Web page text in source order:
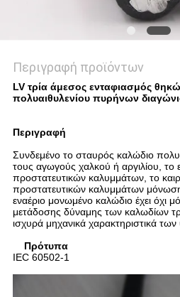
Περιγραφή προϊόντων
LV τρία άμεσος ενταφιασμός
πολυαιθυλενίου πυρήνων
Περιγραφή
Συνδεμένο το σταυρός καλώδιο
τους αγωγούς χαλκού ή αργιλίου, το
προστατευτικών καλυμμάτων, το
προστατευτικών καλυμμάτων
εναέριο μονωμένο καλώδιο έχει όχι
μετάδοσης δύναμης των καλωδίων
ισχυρά μηχανικά χαρακτηριστικά
Πρότυπα
IEC 60502-1